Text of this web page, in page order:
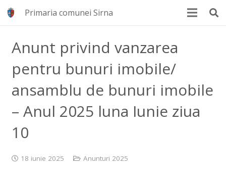
Primaria comunei Sirna
Anunt privind vanzarea
pentru bunuri imobile/
ansamblu de bunuri imobile
– Anul 2025 luna Iunie ziua
10
18 iunie 2025 Anunturi 2025